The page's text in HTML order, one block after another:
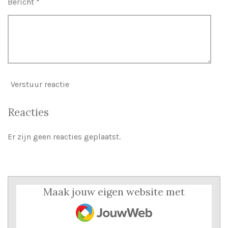
Verstuur reactie
Reacties
Er zijn geen reacties geplaatst.
Maak jouw eigen website met
JouwWeb